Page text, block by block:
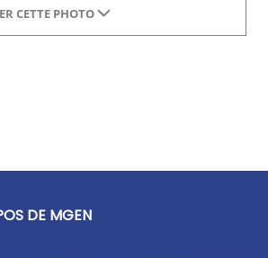
CETTE PHOTO
DE MGEN